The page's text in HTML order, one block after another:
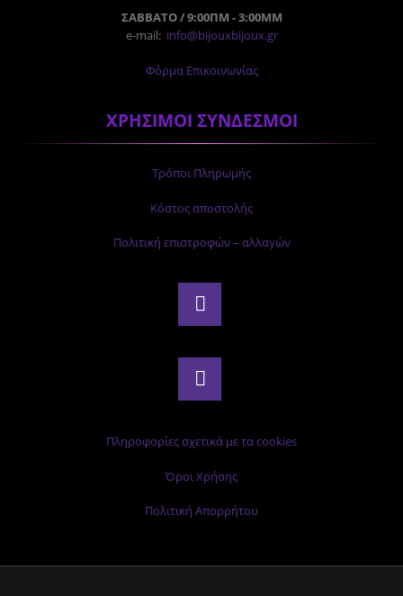
ΣΑΒΒΑΤΟ / 9:00ΠΜ - 3:00ΜΜ
e-mail: info@bijouxbijoux.gr
Φόρμα Επικοινωνίας
ΧΡΗΣΙΜΟΙ ΣΥΝΔΕΣΜΟΙ
Τρόποι Πληρωμής
Κόστος αποστολής
Πολιτική επιστροφών – αλλαγών
Πληροφορίες σχετικά με τα cookies
Όροι Χρήσης
Πολιτική Απορρήτου